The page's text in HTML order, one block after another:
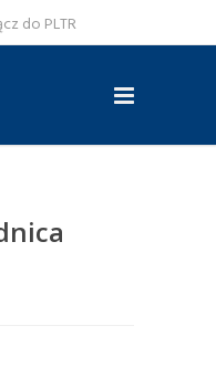
do PLTR